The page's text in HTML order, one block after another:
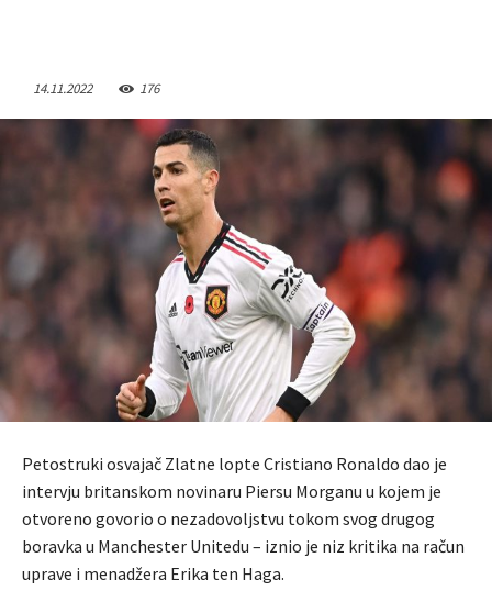
14.11.2022 176
Petostruki osvajač Zlatne lopte Cristiano Ronaldo dao je
intervju britanskom novinaru Piersu Morganu u kojem je
otvoreno govorio o nezadovoljstvu tokom svog drugog
boravka u Manchester Unitedu – iznio je niz kritika na račun
uprave i menadžera Erika ten Haga.